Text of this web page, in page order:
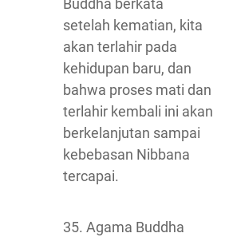
Buddha berkata
setelah kematian, kita
akan terlahir pada
kehidupan baru, dan
bahwa proses mati dan
terlahir kembali ini akan
berkelanjutan sampai
kebebasan Nibbana
tercapai.
35. Agama Buddha